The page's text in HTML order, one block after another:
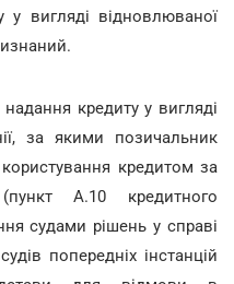
у вигляді відновлюваної
кредиту у вигляді
за якими позичальник
кредитом за
А.10 кредитного
судами рішень у справі
попередніх інстанцій